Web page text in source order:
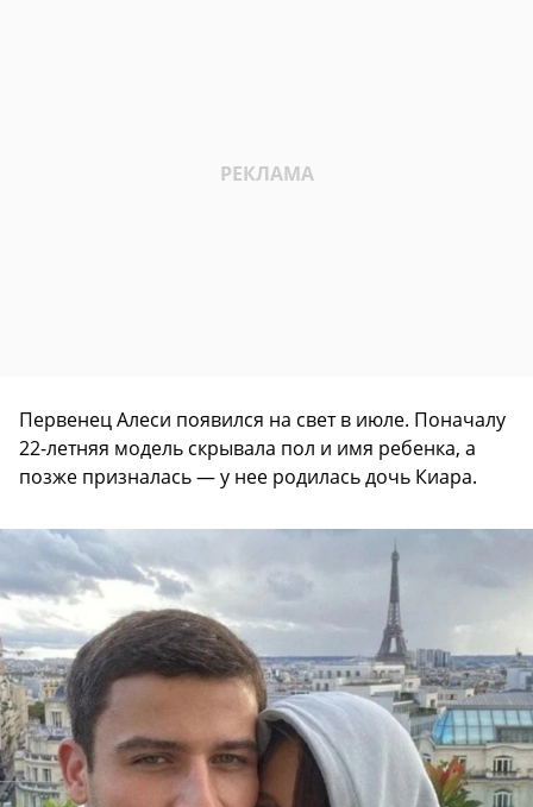
Первенец Алеси появился на свет в июле. Поначалу
22-летняя модель скрывала пол и имя ребенка, а
позже призналась — у нее родилась дочь Киара.